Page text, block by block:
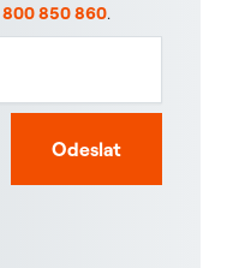
800 850 860.
Odeslat